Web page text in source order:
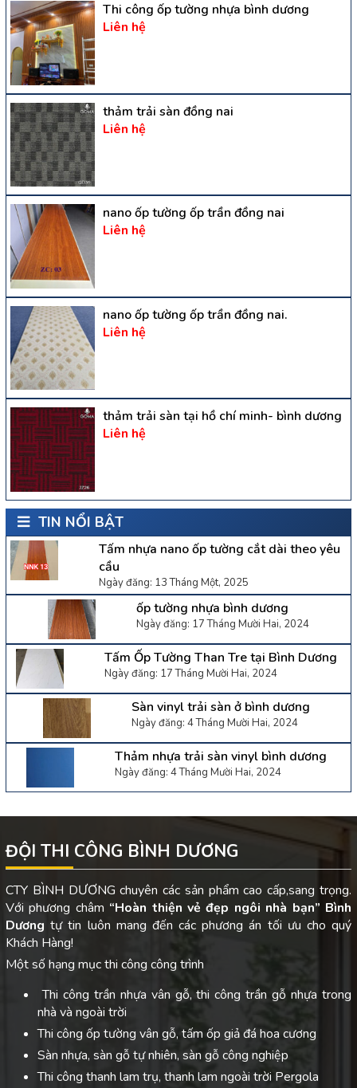
Thi công ốp tường nhựa bình dương
Liên hệ
thảm trải sàn đồng nai
Liên hệ
nano ốp tường ốp trần đồng nai
Liên hệ
nano ốp tường ốp trần đồng nai.
Liên hệ
thảm trải sàn tại hồ chí minh- bình dương
Liên hệ
TIN NỔI BẬT
Tấm nhựa nano ốp tường cắt dài theo yêu
cầu
Ngày đăng: 13 Tháng Một, 2025
ốp tường nhựa bình dương
Ngày đăng: 17 Tháng Mười Hai, 2024
Tấm Ốp Tường Than Tre tại Bình Dương
Ngày đăng: 17 Tháng Mười Hai, 2024
Sàn vinyl trải sàn ở bình dương
Ngày đăng: 4 Tháng Mười Hai, 2024
Thảm nhựa trải sàn vinyl bình dương
Ngày đăng: 4 Tháng Mười Hai, 2024
ĐỘI THI CÔNG BÌNH DƯƠNG
CTY BÌNH DƯƠNG chuyên các sản phẩm cao cấp,sang trọng.
Với phương châm “Hoàn thiện vẻ đẹp ngôi nhà bạn” Bình
Dươngtự tin luôn mang đến các phương án tối ưu cho quý
Khách Hàng!
Một số hạng mục thi công công trình
Thi công trần nhựa vân gỗ, thi công trần gỗ nhựa trong
nhà và ngoài trời
Thi công ốp tường vân gỗ, tấm ốp giả đá hoa cương
Sàn nhựa, sàn gỗ tự nhiên, sàn gỗ công nghiệp
Thi công thanh lam trụ, thanh lam ngoài trời Pergola